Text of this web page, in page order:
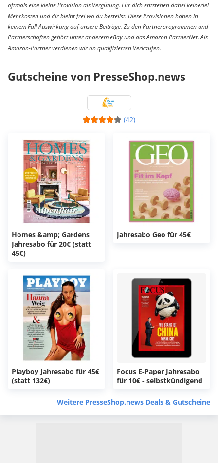
oftmals eine kleine Provision als Vergütung. Für dich entstehen dabei keinerlei
Mehrkosten und dir bleibt frei wo du bestellst. Diese Provisionen haben in
keinem Fall Auswirkung auf unsere Beiträge. Zu den Partnerprogrammen und
Partnerschaften gehört unter anderem eBay und das Amazon PartnerNet. Als
Amazon-Partner verdienen wir an qualifizierten Verkäufen.
Gutscheine von PresseShop.news
(42)
Homes &amp; Gardens
Jahresabo für 20€ (statt
45€)
Jahresabo Geo für 45€
Playboy Jahresabo für 45€
(statt 132€)
Focus E-Paper Jahresabo
für 10€ - selbstkündigend
Weitere PresseShop.news Deals & Gutscheine